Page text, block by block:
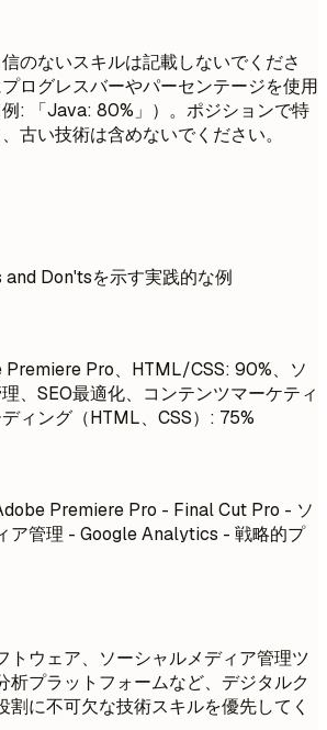
のないスキルは記載しないでくださ
ログレスバーやパーセンテージを使用
: 「Java: 80%」）。ポジションで特
古い技術は含めないでください。
and Don'tsを示す実践的な例
Premiere Pro、HTML/CSS: 90%、ソ
、SEO最適化、コンテンツマーケティ
ィング（HTML、CSS）: 75%
Premiere Pro - Final Cut Pro - ソ
ア管理 - Google Analytics - 戦略的プ
トウェア、ソーシャルメディア管理ツ
析プラットフォームなど、デジタルク
割に不可欠な技術スキルを優先してく